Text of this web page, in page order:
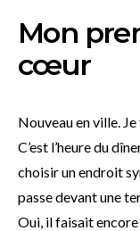
Mon
cœur
Nouveau en ville.
C’est l’heure du
choisir un endroit
passe devant une
Oui, il faisait encore